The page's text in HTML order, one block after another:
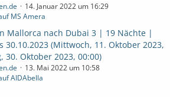
14. Januar 2022 um 16:29
MS Amera
Mallorca nach Dubai 3 | 19 Nächte |
30.10.2023 (Mittwoch, 11. Oktober 2023,
30. Oktober 2023, 00:00)
13. Mai 2022 um 10:58
AIDAbella